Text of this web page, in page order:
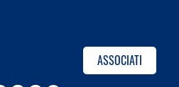
ASSOCIATI